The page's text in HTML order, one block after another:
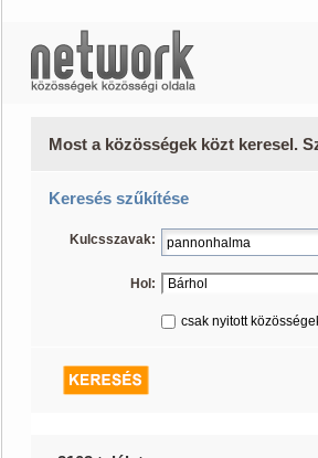
Most a közösségek közt keresel.
Keresés szűkítése
Kulcsszavak:
Hol:
csak nyitott